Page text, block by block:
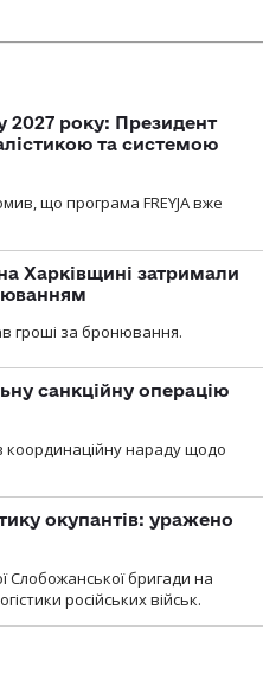
2027 року: Президент
та системою
що програма FREYJA вже
Харківщині затримали
гроші за бронювання.
санкційну операцію
координаційну нараду щодо
окупантів: уражено
Слобожанської бригади на
російських військ.